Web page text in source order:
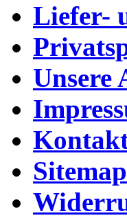
Liefer-
Unsere
Sitemap